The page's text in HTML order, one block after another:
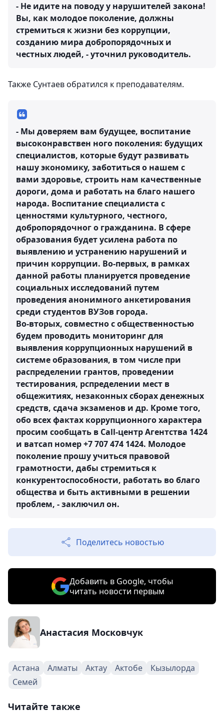
- Не идите на поводу у нарушителей закона!
Вы, как молодое поколение, должны
стремиться к жизни без коррупции,
созданию мира добропорядочных и
честных людей, - уточнил руководитель.
Также Сунтаев обратился к преподавателям.
- Мы доверяем вам будущее, воспитание
высоконравствен ного поколения: будущих
специалистов, которые будут развивать
нашу экономику, заботиться о нашем с
вами здоровье, строить нам качественные
дороги, дома и работать на благо нашего
народа. Воспитание специалиста с
ценностями культурного, честного,
добропорядочног о гражданина. В сфере
образования будет усилена работа по
выявлению и устранению нарушений и
причин коррупции. Во-первых, в рамках
данной работы планируется проведение
социальных исследований путем
проведения анонимного анкетирования
среди студентов ВУЗов города.
Во-вторых, совместно с общественностью
будем проводить мониторинг для
выявления коррупционных нарушений в
системе образования, в том числе при
распределении грантов, проведении
тестирования, рспределении мест в
общежитиях, незаконных сборах денежных
средств, сдача экзаменов и др. Кроме того,
обо всех фактах коррупционного характера
просим сообщать в Call-центр Агентства 1424
и ватсап номер +7 707 474 1424. Молодое
поколение прошу учиться правовой
грамотности, дабы стремиться к
конкурентоспособности, работать во благо
общества и быть активными в решении
проблем, - заключил он.
Поделитесь новостью
Добавить в Google, чтобы
читать новости первым
Анастасия Московчук
Астана Алматы Актау Актобе
Кызылорда
Семей
Читайте также